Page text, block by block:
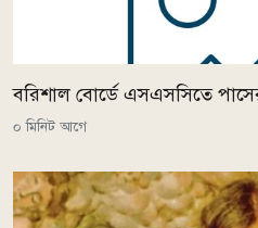
বরিশাল বোর্ডে এসএসসিতে
০ মিনিট আগে